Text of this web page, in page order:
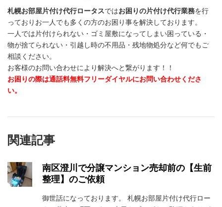
札幌お部屋片付け代行ロータスではお困りの片付け代行業務を行
っておりお一人でも多くの方のお困り事を解決しております。
一人では片付けられない・ゴミ屋敷になってしまい困っている・
物が捨てられない・引越し時の不用品・残地物処分など何でもご
相談ください。
お客様のお問い合わせにより解決へと繋がります！！
お困りの際は通話料無料フリーダイヤルにお問い合わせくださ
い。
関連記事
南区澄川で分譲マンション売却前の【生前
整理】のご依頼
御世話になっております。 札幌お部屋片付け代行ロー